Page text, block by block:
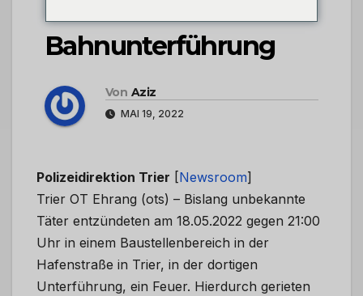
POL-PDTR: Brand in
Bahnunterführung
Von Aziz
MAI 19, 2022
Polizeidirektion Trier [Newsroom]
Trier OT Ehrang (ots) – Bislang unbekannte
Täter entzündeten am 18.05.2022 gegen 21:00
Uhr in einem Baustellenbereich in der
Hafenstraße in Trier, in der dortigen
Unterführung, ein Feuer. Hierdurch gerieten